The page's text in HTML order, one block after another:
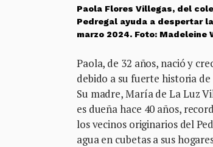
Paola Flores Villegas, del
Pedregal ayuda a despertar
marzo 2024. Foto: Madeleine
Paola, de 32 años, nació y
debido a su fuerte historia
Su madre, María de La Luz
es dueña hace 40 años,
los vecinos originarios del
agua en cubetas a sus